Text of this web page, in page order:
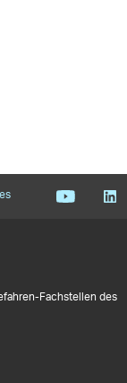
Fachstellen des